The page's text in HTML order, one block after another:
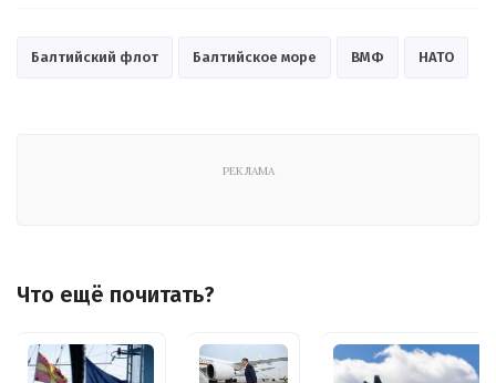
Балтийский флот Балтийское море ВМФ НАТО
РЕКЛАМА
Что ещё почитать?